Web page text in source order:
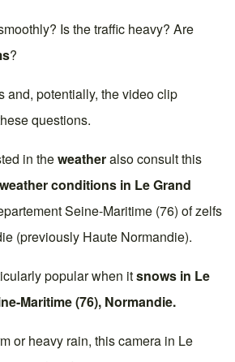
Is the traffic heavy? Are
?
and, potentially, the video clip
questions.
in theweatheralso consult this
conditions in Le Grand
Seine-Maritime (76) of zelfs
(previously Haute Normandie).
popular when itsnows in Le
Maritime (76), Normandie.
or heavy rain, this camera in Le